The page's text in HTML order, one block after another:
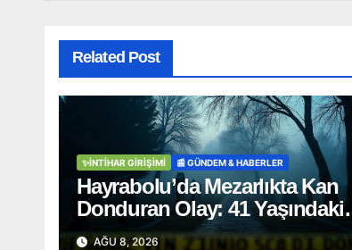
Related Post
✨İNTIHAR GIRIŞIMI 📰 GÜNDEM & HABERLER
Hayrabolu’da Mezarlıkta Kan
Donduran Olay: 41 Yaşındaki
Şahıs Ağaca Asılı Bulundu
AĞU 8, 2026